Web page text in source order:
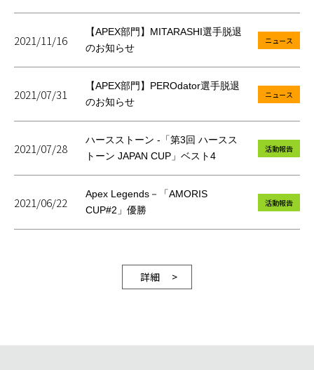
2021/11/16
【APEX部門】MITARASHI選手脱退
のお知らせ
ニュース
2021/07/31
【APEX部門】PEROdator選手脱退
のお知らせ
ニュース
2021/07/28
ハースストーン -「第3回 ハースス
トーン JAPAN CUP」ベスト4
活動報告
2021/06/22
Apex Legends－「AMORIS
CUP#2」優勝
活動報告
詳細